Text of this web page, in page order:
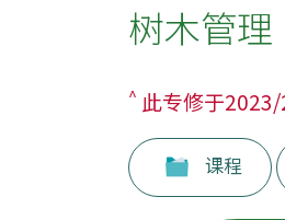
树木管理
^ 此专修于
课程